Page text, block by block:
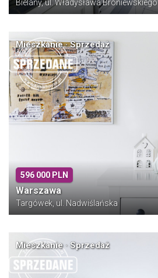
Bielany, ul. Władysława Broniewskiego
Mieszkanie · Sprzedaż
596 000 PLN
Warszawa
Targówek, ul. Nadwiślańska
Mieszkanie · Sprzedaż